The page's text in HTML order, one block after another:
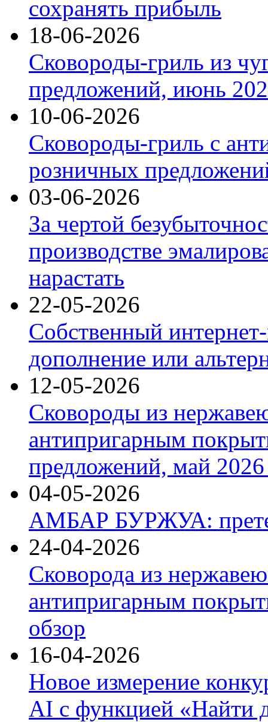
сохранять прибыль
18-06-2026
Сковороды-гриль из
предложений, июнь
10-06-2026
Сковороды-гриль с
розничных
03-06-2026
За чертой
производстве
нарастать
22-05-2026
Собственный
дополнение или
12-05-2026
Сковороды из
антипригарным
предложений, май 2026
04-05-2026
АМБАР БУРЖУА:
24-04-2026
Сковорода из
антипригарным
обзор
16-04-2026
Новое измерение
AI с функцией «Найти